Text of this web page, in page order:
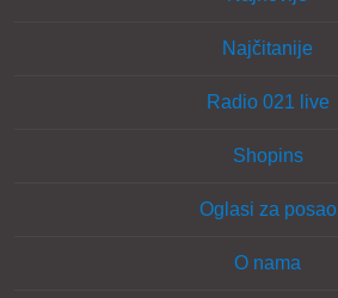
Najčitanije
Radio 021 live
Shopins
Oglasi za posao
O nama